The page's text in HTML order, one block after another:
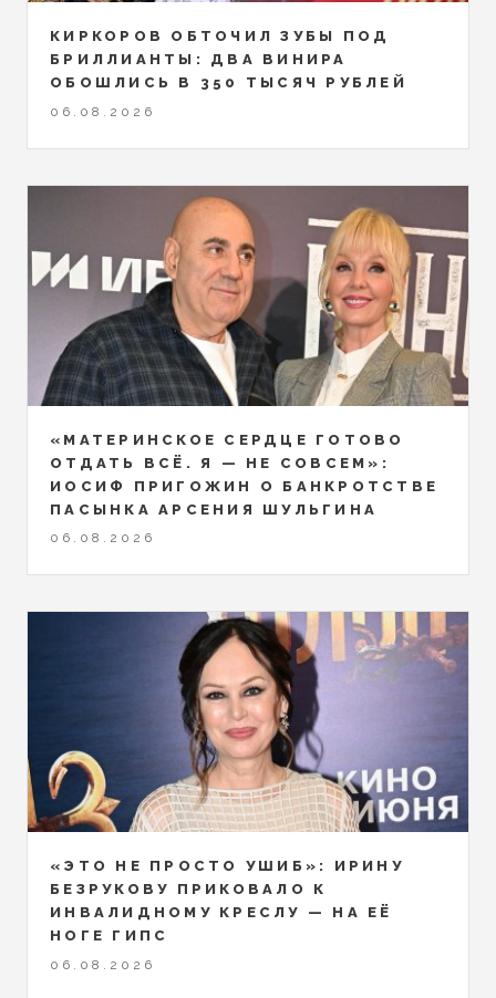
КИРКОРОВ ОБТОЧИЛ ЗУБЫ ПОД
БРИЛЛИАНТЫ: ДВА ВИНИРА
ОБОШЛИСЬ В 350 ТЫСЯЧ РУБЛЕЙ
06.08.2026
«МАТЕРИНСКОЕ СЕРДЦЕ ГОТОВО
ОТДАТЬ ВСЁ. Я — НЕ СОВСЕМ»:
ИОСИФ ПРИГОЖИН О БАНКРОТСТВЕ
ПАСЫНКА АРСЕНИЯ ШУЛЬГИНА
06.08.2026
«ЭТО НЕ ПРОСТО УШИБ»: ИРИНУ
БЕЗРУКОВУ ПРИКОВАЛО К
ИНВАЛИДНОМУ КРЕСЛУ — НА ЕЁ
НОГЕ ГИПС
06.08.2026